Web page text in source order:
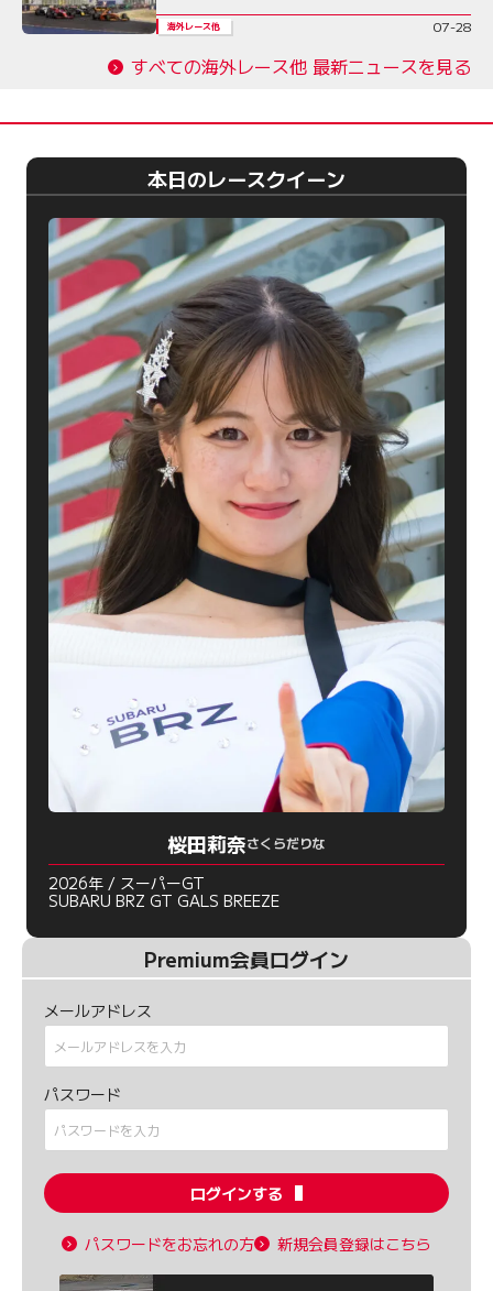
海外レース他 07-28
すべての海外レース他 最新ニュースを見る
本日のレースクイーン
桜田莉奈さくらだりな
2026年 / スーパーGT
SUBARU BRZ GT GALS BREEZE
Premium会員ログイン
メールアドレス
パスワード
ログインする
パスワードをお忘れの方 新規会員登録はこちら